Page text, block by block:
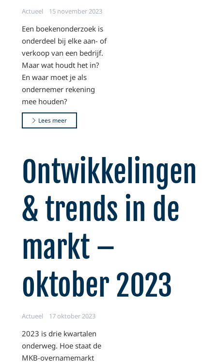
Actueel 15 november 2023
Een boekenonderzoek is
onderdeel bij elke aan- of
verkoop van een bedrijf.
Maar wat houdt het in?
En waar moet je als
ondernemer rekening
mee houden?
Lees meer
Ontwikkelingen
& trends in de
markt –
oktober 2023
Actueel 17 oktober 2023
2023 is drie kwartalen
onderweg. Hoe staat de
MKB-overnamemarkt